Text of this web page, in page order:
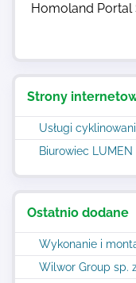
Strony
Usługi
Biurowiec LUMEN
Ostatnio dodane
Wykonanie i
Wilwor Group sp.
Homoland Portal